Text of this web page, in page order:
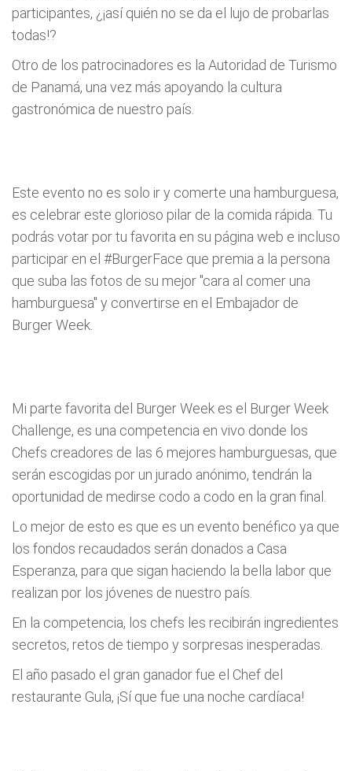
participantes, ¿¡así quién no se da el lujo de probarlas
todas!?
Otro de los patrocinadores es la Autoridad de Turismo
de Panamá, una vez más apoyando la cultura
gastronómica de nuestro país.
Este evento no es solo ir y comerte una hamburguesa,
es celebrar este glorioso pilar de la comida rápida. Tu
podrás votar por tu favorita en su página web e incluso
participar en el #BurgerFace que premia a la persona
que suba las fotos de su mejor "cara al comer una
hamburguesa" y convertirse en el Embajador de
Burger Week.
Mi parte favorita del Burger Week es el Burger Week
Challenge, es una competencia en vivo donde los
Chefs creadores de las 6 mejores hamburguesas, que
serán escogidas por un jurado anónimo, tendrán la
oportunidad de medirse codo a codo en la gran final.
Lo mejor de esto es que es un evento benéfico ya que
los fondos recaudados serán donados a Casa
Esperanza, para que sigan haciendo la bella labor que
realizan por los jóvenes de nuestro país.
En la competencia, los chefs les recibirán ingredientes
secretos, retos de tiempo y sorpresas inesperadas.
El año pasado el gran ganador fue el Chef del
restaurante Gula, ¡Sí que fue una noche cardíaca!